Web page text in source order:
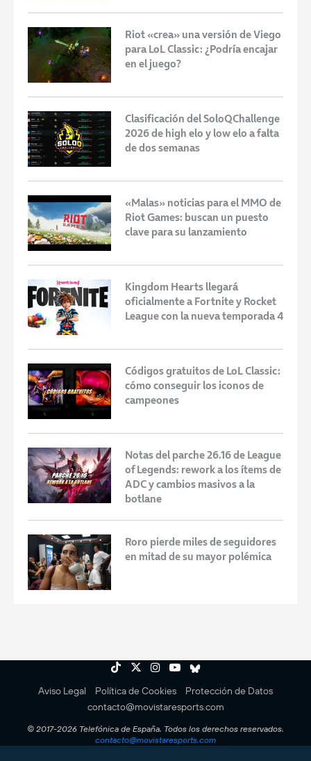
Riot «crea» una versión de Viego
para LoL Classic: ¿Podría encajar
en el juego?
Clasificación del SoloQChallenge
2026 de high elo y low elo a falta
de dos semanas
«Malas» noticias para el MMO de
Riot Games: buscan un puesto
clave para su lanzamiento
Kingdom Hearts llegará
oficialmente a Fortnite y Rocket
League con la nueva temporada 4
Códigos gratuitos de LoL Classic:
cómo conseguir los iconos de
campeones
Notas del parche 26.16 de League
of Legends: rework a los ítems de
ADC y cambios masivos a la
botlane
Roro pierde miles de seguidores
en mitad de su mayor polémica
Aviso Legal Política de Cookies
Protección de Datos
contacto@movistaresports.com
© 2017-2026 Telefónica de España. Todos los derechos reservados.
contacto@movistaresports.com